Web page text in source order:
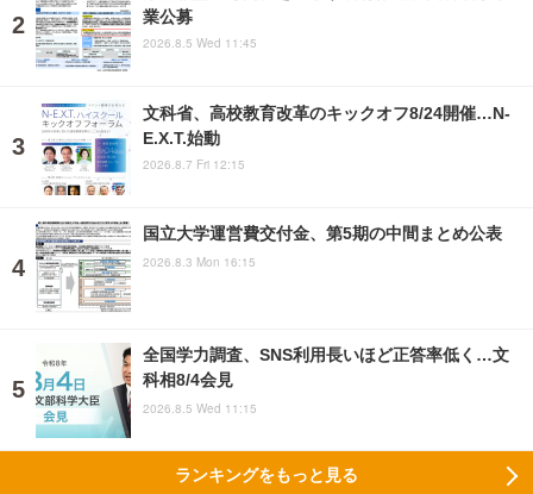
業公募
2026.8.5 Wed 11:45
文科省、高校教育改革のキックオフ8/24開催…N-
E.X.T.始動
2026.8.7 Fri 12:15
国立大学運営費交付金、第5期の中間まとめ公表
2026.8.3 Mon 16:15
全国学力調査、SNS利用長いほど正答率低く…文
科相8/4会見
2026.8.5 Wed 11:15
ランキングをもっと見る